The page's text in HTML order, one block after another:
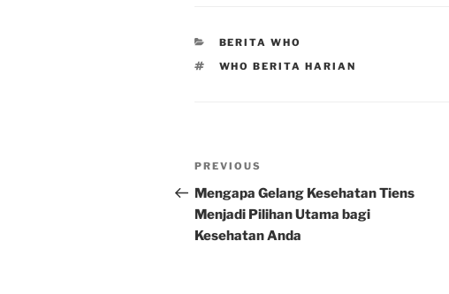
CATEGORIES
BERITA WHO
TAGS
WHO BERITA HARIAN
Post
navigation
Previous
Post
PREVIOUS
Mengapa Gelang Kesehatan Tiens
Menjadi Pilihan Utama bagi
Kesehatan Anda